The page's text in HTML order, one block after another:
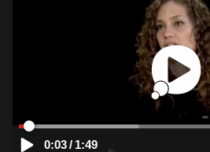
0:03/ 1:49